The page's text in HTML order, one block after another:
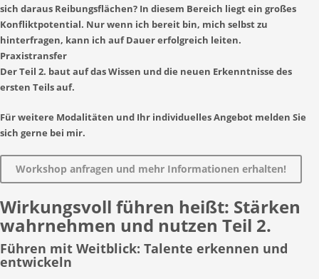
sich daraus Reibungsflächen? In diesem Bereich liegt ein großes
Konfliktpotential. Nur wenn ich bereit bin, mich selbst zu
hinterfragen, kann ich auf Dauer erfolgreich leiten.
Praxistransfer
Der Teil 2. baut auf das Wissen und die neuen Erkenntnisse des
ersten Teils auf.
Für weitere Modalitäten und Ihr individuelles Angebot melden Sie
sich gerne bei mir.
Workshop anfragen und mehr Informationen erhalten!
Wirkungsvoll führen heißt: Stärken
wahrnehmen und nutzen Teil 2.
Führen mit Weitblick: Talente erkennen und
entwickeln